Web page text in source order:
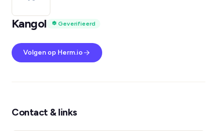
Kangol
Geverifieerd
Volgen op Herm.io
Contact & links